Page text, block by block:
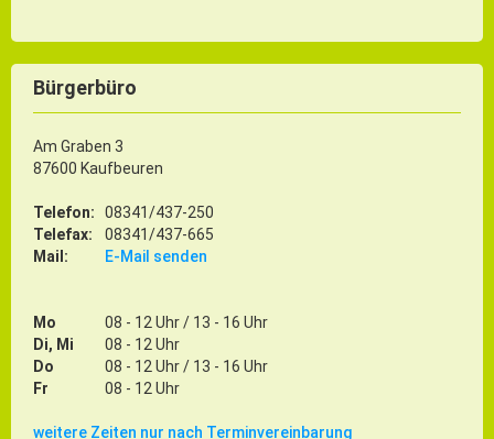
Bürgerbüro
Am Graben 3
87600 Kaufbeuren
Telefon:
08341/437-250
Telefax:
08341/437-665
Mail:
E-Mail senden
Mo
08 - 12 Uhr / 13 - 16 Uhr
Di, Mi
08 - 12 Uhr
Do
08 - 12 Uhr / 13 - 16 Uhr
Fr
08 - 12 Uhr
weitere Zeiten nur nach Terminvereinbarung